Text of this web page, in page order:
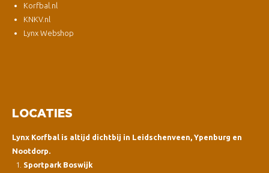
Korfbal.nl
KNKV.nl
Lynx Webshop
LOCATIES
Lynx Korfbal is altijd dichtbij in Leidschenveen, Ypenburg en
Nootdorp.
Sportpark Boswijk